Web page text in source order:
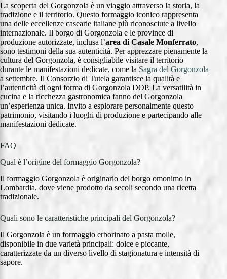
La scoperta del Gorgonzola è un viaggio attraverso la storia, la
tradizione e il territorio. Questo formaggio iconico rappresenta
una delle eccellenze casearie italiane più riconosciute a livello
internazionale. Il borgo di Gorgonzola e le province di
produzione autorizzate, inclusa l’area di Casale Monferrato,
sono testimoni della sua autenticità. Per apprezzare pienamente la
cultura del Gorgonzola, è consigliabile visitare il territorio
durante le manifestazioni dedicate, come la Sagra del Gorgonzola
a settembre. Il Consorzio di Tutela garantisce la qualità e
l’autenticità di ogni forma di Gorgonzola DOP. La versatilità in
cucina e la ricchezza gastronomica fanno del Gorgonzola
un’esperienza unica. Invito a esplorare personalmente questo
patrimonio, visitando i luoghi di produzione e partecipando alle
manifestazioni dedicate.
FAQ
Qual è l’origine del formaggio Gorgonzola?
Il formaggio Gorgonzola è originario del borgo omonimo in
Lombardia, dove viene prodotto da secoli secondo una ricetta
tradizionale.
Quali sono le caratteristiche principali del Gorgonzola?
Il Gorgonzola è un formaggio erborinato a pasta molle,
disponibile in due varietà principali: dolce e piccante,
caratterizzate da un diverso livello di stagionatura e intensità di
sapore.